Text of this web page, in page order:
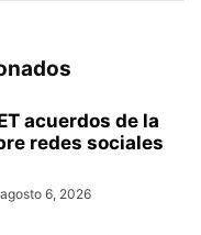
acuerdos de la
redes sociales
agosto 6, 2026